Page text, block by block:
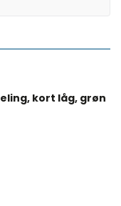
kort låg, grøn